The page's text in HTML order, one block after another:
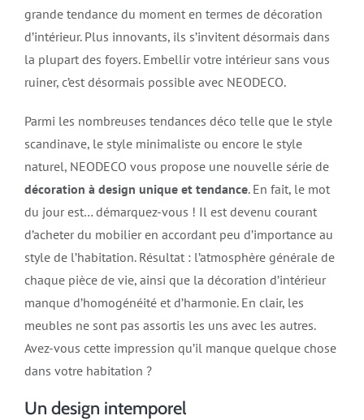
grande tendance du moment en termes de décoration
d’intérieur. Plus innovants, ils s’invitent désormais dans
la plupart des foyers. Embellir votre intérieur sans vous
ruiner, c’est désormais possible avec NEODECO.
Parmi les nombreuses tendances déco telle que le style
scandinave, le style minimaliste ou encore le style
naturel, NEODECO vous propose une nouvelle série de
décoration à design unique et tendance. En fait, le mot
du jour est… démarquez-vous ! Il est devenu courant
d’acheter du mobilier en accordant peu d’importance au
style de l’habitation. Résultat : l’atmosphère générale de
chaque pièce de vie, ainsi que la décoration d’intérieur
manque d’homogénéité et d’harmonie. En clair, les
meubles ne sont pas assortis les uns avec les autres.
Avez-vous cette impression qu’il manque quelque chose
dans votre habitation ?
Un design intemporel